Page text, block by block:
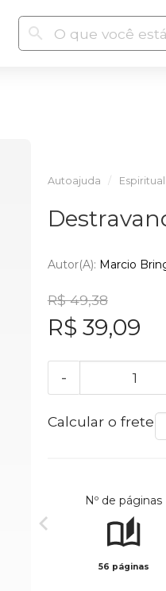
Autoajuda Espiritual
Autor(a): Marcio
R$ 49,38
R$ 39,09
-
Calcular o frete
Nº de páginas
56 páginas